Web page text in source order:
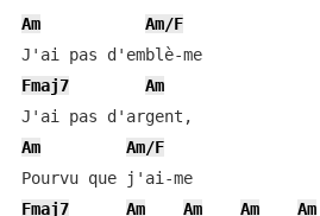
Am
Am/F
J'ai pas d'emblè-me
Fmaj7
Am
Am
Am/F
Pourvu que j'ai-me
Fmaj7
Am Am Am
Am